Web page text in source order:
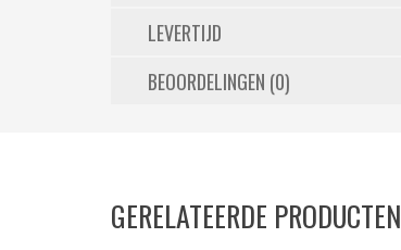
LEVERTIJD
BEOORDELINGEN (0)
GERELATEERDE PRODUCTEN